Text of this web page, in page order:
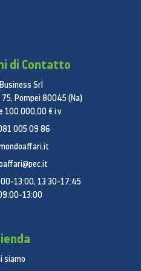
di Contatto
Srl
Pompei 80045 (Na)
100.000,00 € i.v.
005 09 86
13:00, 13:30-17:45
13:00
siamo